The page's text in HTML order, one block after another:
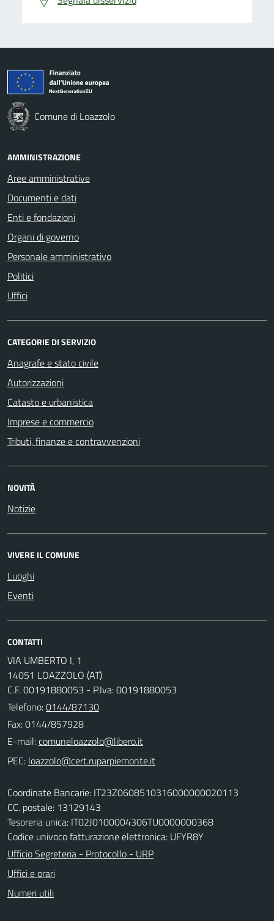
Comune di Loazzolo
AMMINISTRAZIONE
Aree amministrative
Documenti e dati
Enti e fondazioni
Organi di governo
Personale amministrativo
Politici
Uffici
CATEGORIE DI SERVIZIO
Anagrafe e stato civile
Autorizzazioni
Catasto e urbanistica
Imprese e commercio
Tributi, finanze e contravvenzioni
NOVITÀ
Notizie
VIVERE IL COMUNE
Luoghi
Eventi
CONTATTI
VIA UMBERTO I, 1
14051 LOAZZOLO (AT)
C.F. 00191880053 - P.Iva: 00191880053
Telefono:0144/87130
Fax: 0144/857928
E-mail:
PEC:
Coordinate Bancarie: IT23Z0608510316000000020113
CC. postale: 13129143
Tesoreria unica: IT02J0100004306TU0000000368
Codice univoco fatturazione elettronica: UFYR8Y
Ufficio Segreteria - Protocollo - URP
Uffici e orari
Numeri utili